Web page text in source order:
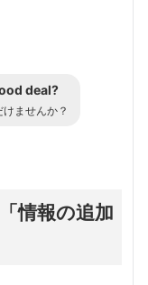
deal?
ませんか？
情報の追加